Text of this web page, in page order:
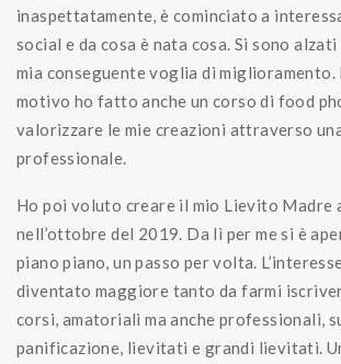
inaspettatamente, è cominciato a
social e da cosa è nata cosa. Si sono
mia conseguente voglia di miglioramento.
motivo ho fatto anche un corso di food
valorizzare le mie creazioni attraverso
professionale.
Ho poi voluto creare il mio Lievito Madre
nell’ottobre del 2019. Da lì per me si è
piano piano, un passo per volta.
diventato maggiore tanto da farmi
corsi, amatoriali ma anche professionali,
panificazione, lievitati e grandi lievitati.